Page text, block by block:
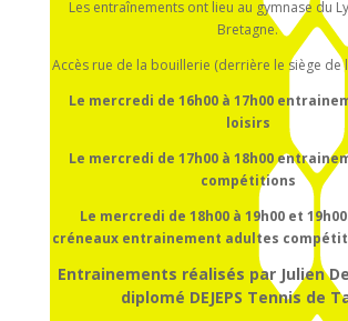
Les entraînements ont lieu au gymnase du
Bretagne.
Accès rue de la bouillerie (derrière le siège de
Le mercredi de 16h00 à 17h00
loisirs
Le mercredi de 17h00 à 18h00
compétitions
Le mercredi de 18h00 à 19h00 et
créneaux entrainement adultes
Entrainements réalisés par Julien
diplomé DEJEPS Tennis de